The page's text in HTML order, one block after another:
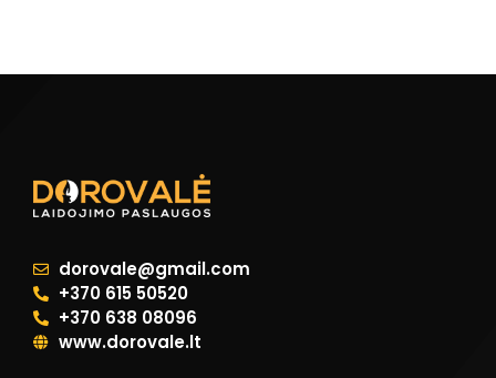
dorovale@gmail.com
+370 615 50520
+370 638 08096
www.dorovale.lt